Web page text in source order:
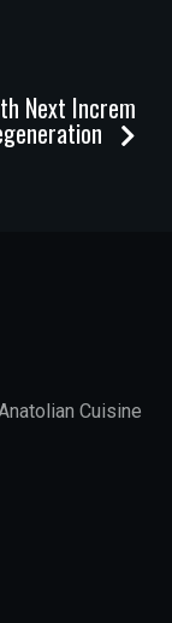
Next Increm
Cuisine